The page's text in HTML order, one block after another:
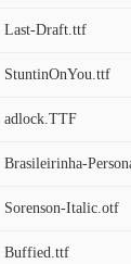
Last-Draft.ttf
StuntinOnYou.ttf
adlock.TTF
Brasileirinha-
Sorenson-Italic.otf
Buffied.ttf